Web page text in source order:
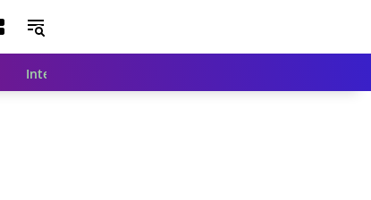
Internasional